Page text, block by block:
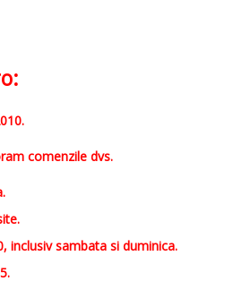
comenzile dvs.
inclusiv sambata si duminica.